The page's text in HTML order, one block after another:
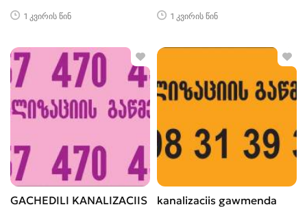
1 კვირის წინ 1 კვირის წინ
GACHEDILI KANALIZACIIS kanalizaciis gawmenda